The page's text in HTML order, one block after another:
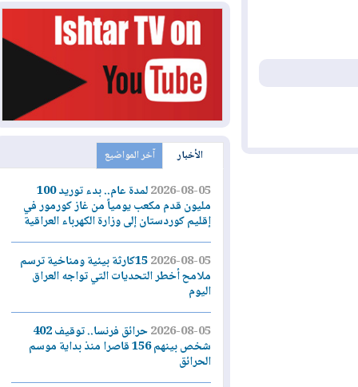
الأخبار آخر المواضيع
2026-08-05 لمدة عام.. بدء توريد 100
مليون قدم مكعب يومياً من غاز كورمور في
إقليم كوردستان إلى وزارة الكهرباء العراقية
2026-08-05
15كارثة بيئية ومناخية ترسم
ملامح أخطر التحديات التي تواجه العراق
اليوم
2026-08-05
حرائق فرنسا.. توقيف 402
شخص بينهم 156 قاصرا منذ بداية موسم
الحرائق